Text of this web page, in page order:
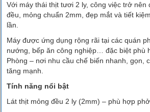
Với máy thái thịt tươi 2 ly, công việc trở nên
đều, mỏng chuẩn 2mm, đẹp mắt và tiết
lần.
Máy được ứng dụng rộng rãi tại các quán
nướng, bếp ăn công nghiệp… đặc biệt phù
Phòng – nơi nhu cầu chế biến nhanh, gọn,
tăng mạnh.
Tính năng nổi bật
Lát thịt mỏng đều 2 ly (2mm) – phù hợp